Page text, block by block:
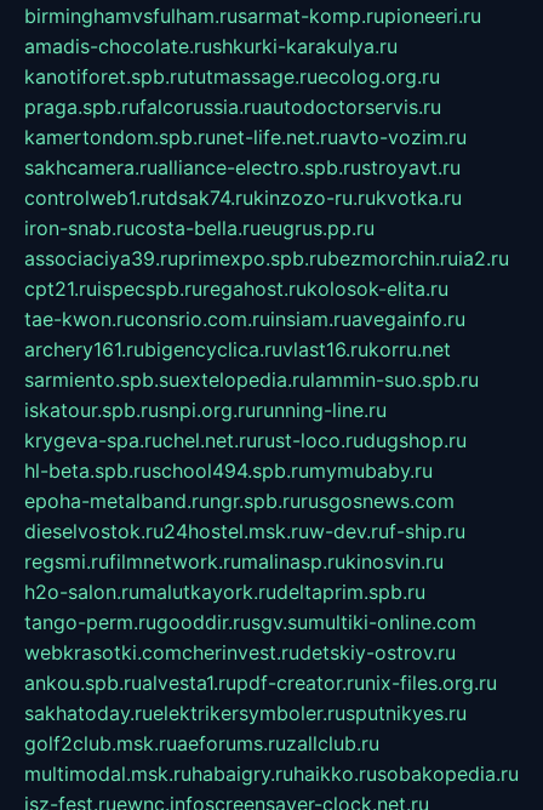
birminghamvsfulham.rusarmat-komp.rupioneeri.ru
amadis-chocolate.rushkurki-karakulya.ru
kanotiforet.spb.rututmassage.ruecolog.org.ru
praga.spb.rufalcorussia.ruautodoctorservis.ru
kamertondom.spb.runet-life.net.ruavto-vozim.ru
sakhcamera.rualliance-electro.spb.rustroyavt.ru
controlweb1.rutdsak74.rukinzozo-ru.rukvotka.ru
iron-snab.rucosta-bella.rueugrus.pp.ru
associaciya39.ruprimexpo.spb.rubezmorchin.ruia2.ru
cpt21.ruispecspb.ruregahost.rukolosok-elita.ru
tae-kwon.ruconsrio.com.ruinsiam.ruavegainfo.ru
archery161.rubigencyclica.ruvlast16.rukorru.net
sarmiento.spb.suextelopedia.rulammin-suo.spb.ru
iskatour.spb.rusnpi.org.rurunning-line.ru
krygeva-spa.ruchel.net.rurust-loco.rudugshop.ru
hl-beta.spb.ruschool494.spb.rumymubaby.ru
epoha-metalband.rungr.spb.rurusgosnews.com
dieselvostok.ru24hostel.msk.ruw-dev.ruf-ship.ru
regsmi.rufilmnetwork.rumalinasp.rukinosvin.ru
h2o-salon.rumalutkayork.rudeltaprim.spb.ru
tango-perm.rugooddir.rusgv.sumultiki-online.com
webkrasotki.comcherinvest.rudetskiy-ostrov.ru
ankou.spb.rualvesta1.rupdf-creator.runix-files.org.ru
sakhatoday.ruelektrikersymboler.rusputnikyes.ru
golf2club.msk.ruaeforums.ruzallclub.ru
multimodal.msk.ruhabaigry.ruhaikko.rusobakopedia.ru
isz-fest.ruewnc.infoscreensaver-clock.net.ru